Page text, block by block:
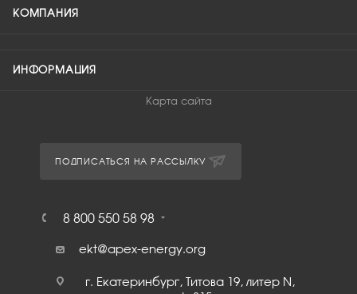
КОМПАНИЯ
ИНФОРМАЦИЯ
Карта сайта
ПОДПИСАТЬСЯ НА РАССЫЛКУ
8 800 550 58 98
ekt@apex-energy.org
г. Екатеринбург, Титова 19, литер N,